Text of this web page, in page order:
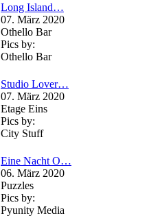
Long Island…
07. März 2020
Othello Bar
Pics by:
Othello Bar
Studio Lover…
07. März 2020
Etage Eins
Pics by:
City Stuff
Eine Nacht O…
06. März 2020
Puzzles
Pics by:
Pyunity Media